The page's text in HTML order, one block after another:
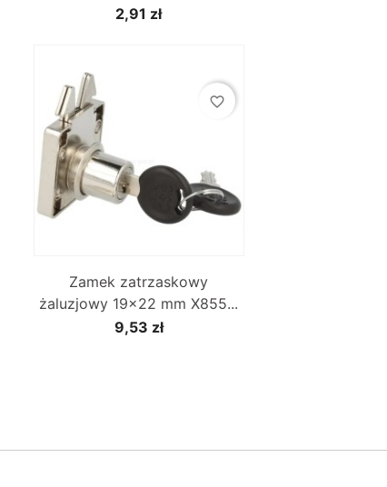
2,91 zł
Zamek zatrzaskowy
żaluzjowy 19x22 mm X855...
9,53 zł
favorite_border